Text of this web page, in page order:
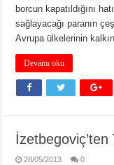
borcun kapatıldığını
sağlayacağı paranın
Avrupa ülkelerinin
Devamı oku
İzetbegoviç’ten
28/05/2013 0